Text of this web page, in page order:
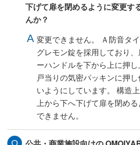
下げて扉を閉めるように変更す
んか？
変更できません。 Ａ防音タ
グレモン錠を採用しており
ーハンドルを下から上に押
戸当りの気密パッキンに押
いようにしています。 構造
上から下へ下げて扉を閉め
できません。